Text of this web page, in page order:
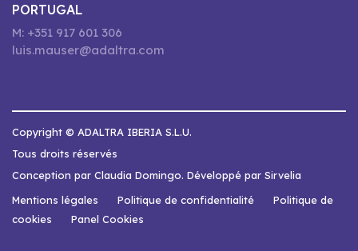
PORTUGAL
M: +351 917 601 306
luis.mauser@adaltra.com
Copyright © ADALTRA IBERIA S.L.U.
Tous droits réservés
Conception par Claudia Domingo. Développé par Sirvelia
Mentions légales
Politique de confidentialité
Politique de
cookies
Panel Cookies